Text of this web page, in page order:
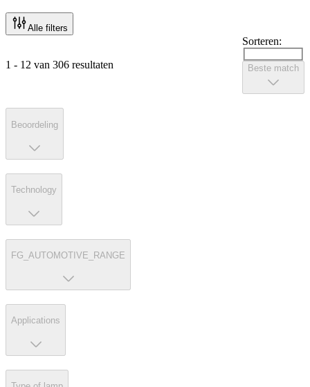
Alle filters
1 - 12 van 306 resultaten
Sorteren:
Beste match
Beoordeling
Technology
FG_AUTOMOTIVE_RANGE
Applications